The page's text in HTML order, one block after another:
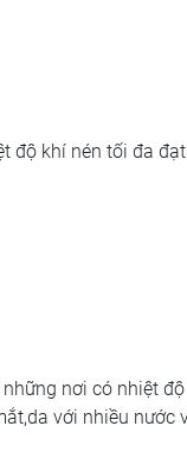
độ khí nén tối đa
nơi có nhiệt
với nhiều nước